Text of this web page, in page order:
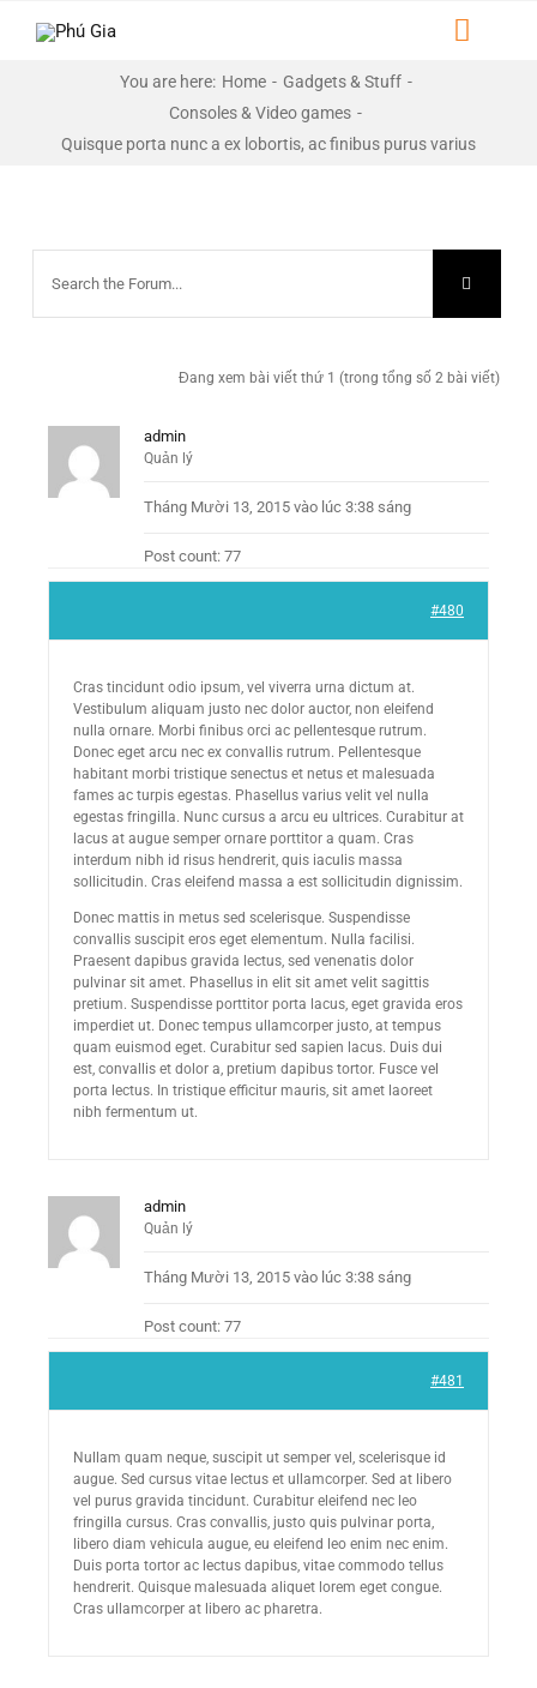
GIỚI THIỆU
LIÊN HỆ
You are here: Home - Gadgets & Stuff -
Consoles & Video games -
Quisque porta nunc a ex lobortis, ac finibus purus varius
Đang xem bài viết thứ 1 (trong tổng số 2 bài viết)
admin
Quản lý
Tháng Mười 13, 2015 vào lúc 3:38 sáng
Post count: 77
#480
Cras tincidunt odio ipsum, vel viverra urna dictum at.
Vestibulum aliquam justo nec dolor auctor, non eleifend
nulla ornare. Morbi finibus orci ac pellentesque rutrum.
Donec eget arcu nec ex convallis rutrum. Pellentesque
habitant morbi tristique senectus et netus et malesuada
fames ac turpis egestas. Phasellus varius velit vel nulla
egestas fringilla. Nunc cursus a arcu eu ultrices. Curabitur at
lacus at augue semper ornare porttitor a quam. Cras
interdum nibh id risus hendrerit, quis iaculis massa
sollicitudin. Cras eleifend massa a est sollicitudin dignissim.
Donec mattis in metus sed scelerisque. Suspendisse
convallis suscipit eros eget elementum. Nulla facilisi.
Praesent dapibus gravida lectus, sed venenatis dolor
pulvinar sit amet. Phasellus in elit sit amet velit sagittis
pretium. Suspendisse porttitor porta lacus, eget gravida eros
imperdiet ut. Donec tempus ullamcorper justo, at tempus
quam euismod eget. Curabitur sed sapien lacus. Duis dui
est, convallis et dolor a, pretium dapibus tortor. Fusce vel
porta lectus. In tristique efficitur mauris, sit amet laoreet
nibh fermentum ut.
admin
Quản lý
Tháng Mười 13, 2015 vào lúc 3:38 sáng
Post count: 77
#481
Nullam quam neque, suscipit ut semper vel, scelerisque id
augue. Sed cursus vitae lectus et ullamcorper. Sed at libero
vel purus gravida tincidunt. Curabitur eleifend nec leo
fringilla cursus. Cras convallis, justo quis pulvinar porta,
libero diam vehicula augue, eu eleifend leo enim nec enim.
Duis porta tortor ac lectus dapibus, vitae commodo tellus
hendrerit. Quisque malesuada aliquet lorem eget congue.
Cras ullamcorper at libero ac pharetra.